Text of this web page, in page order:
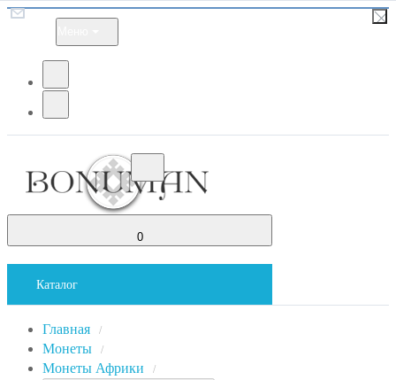
0
Каталог
Главная /
Монеты /
Монеты Африки /